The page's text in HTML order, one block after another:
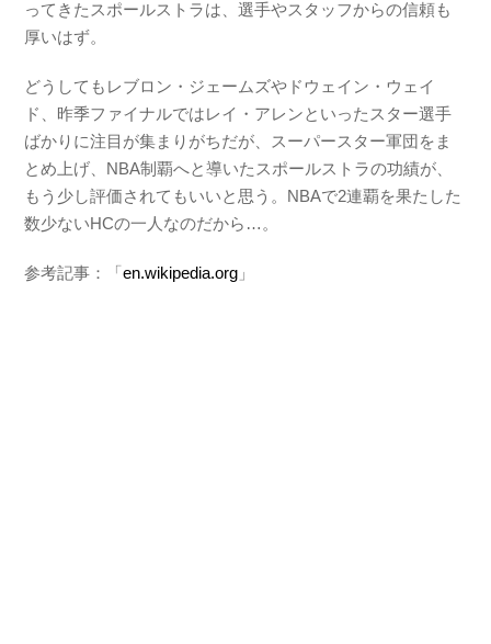
ってきたスポールストラは、選手やスタッフからの信頼も
厚いはず。
どうしてもレブロン・ジェームズやドウェイン・ウェイ
ド、昨季ファイナルではレイ・アレンといったスター選手
ばかりに注目が集まりがちだが、スーパースター軍団をま
とめ上げ、NBA制覇へと導いたスポールストラの功績が、
もう少し評価されてもいいと思う。NBAで2連覇を果たした
数少ないHCの一人なのだから…。
参考記事：「en.wikipedia.org 」